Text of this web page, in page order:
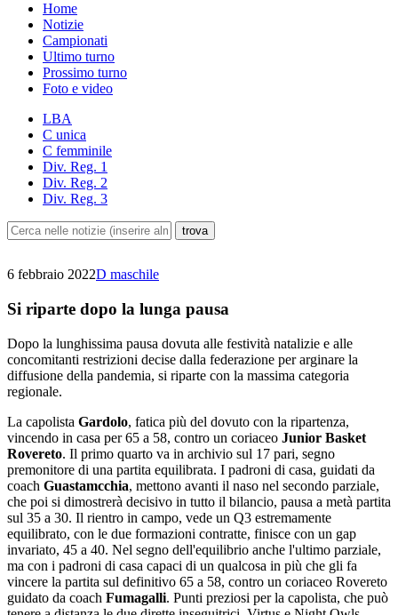
Home
Notizie
Campionati
Ultimo turno
Prossimo turno
Foto e video
LBA
C unica
C femminile
Div. Reg. 1
Div. Reg. 2
Div. Reg. 3
6 febbraio 2022D maschile
Si riparte dopo la lunga pausa
Dopo la lunghissima pausa dovuta alle festività natalizie e alle
concomitanti restrizioni decise dalla federazione per arginare la
diffusione della pandemia, si riparte con la massima categoria
regionale.
La capolista Gardolo, fatica più del dovuto con la ripartenza,
vincendo in casa per 65 a 58, contro un coriaceo Junior Basket
Rovereto. Il primo quarto va in archivio sul 17 pari, segno
premonitore di una partita equilibrata. I padroni di casa, guidati da
coach Guastamcchia, mettono avanti il naso nel secondo parziale,
che poi si dimostrerà decisivo in tutto il bilancio, pausa a metà partita
sul 35 a 30. Il rientro in campo, vede un Q3 estremamente
equilibrato, con le due formazioni contratte, finisce con un gap
invariato, 45 a 40. Nel segno dell'equilibrio anche l'ultimo parziale,
ma con i padroni di casa capaci di un qualcosa in più che gli fa
vincere la partita sul definitivo 65 a 58, contro un coriaceo Rovereto
guidato da coach Fumagalli. Punti preziosi per la capolista, che può